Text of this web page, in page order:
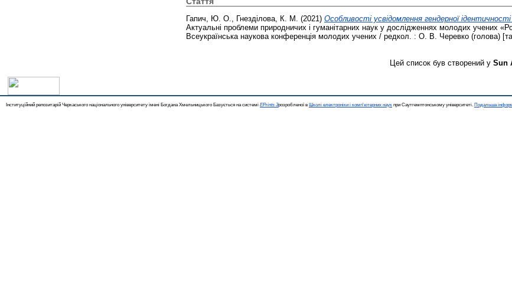
Гапич, Ю. О. Гнезділова, К. М. (2021) Особливості усвідомлення гендерної
Актуальні проблеми природничих і гуманітарних наук у дослідженнях молодих учених
Всеукраїнська наукова конференція молодих учених / редкол. : О. В. Черевко (голова) [та
Цей список був створений у Sun
Інституційний репозитарій Черкаського національного університету імені Богдана Хмельницького Базується на системі EPrints 3розробленої в Школі електроніки і комп'ютерних наук при Саутгемптонському університеті. Подальша